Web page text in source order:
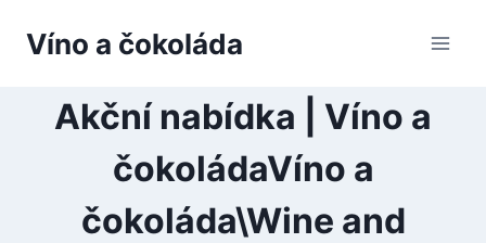
Víno a čokoláda
Akční nabídka | Víno a
čokoládaVíno a
čokoláda\Wine and